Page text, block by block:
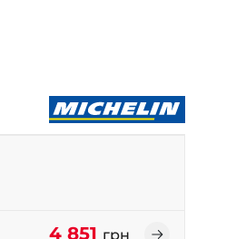
+38 (067) 113-44-44
4 851 грн